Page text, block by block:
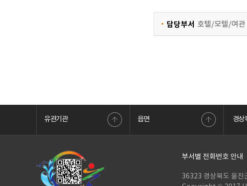
담당부서 호텔/모텔/여관
유관기관 읍면 경상
민국정부포털 안전신문고 대한민국정부포털 부동산거래관리 부
부서별 전화번호 안내
36323 경상북도 울진